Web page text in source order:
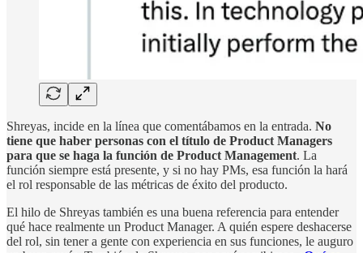
Shreyas, incide en la línea que comentábamos en la entrada. No
tiene que haber personas con el título de Product Managers
para que se haga la función de Product Management. La
función siempre está presente, y si no hay PMs, esa función la hará
el rol responsable de las métricas de éxito del producto.
El hilo de Shreyas también es una buena referencia para entender
qué hace realmente un Product Manager. A quién espere deshacerse
del rol, sin tener a gente con experiencia en sus funciones, le auguro